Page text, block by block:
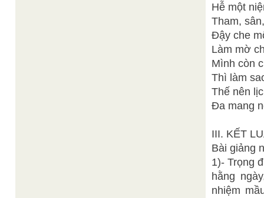
Hễ một
Tham,
Đậy che
Làm mờ
Mình còn
Thì làm
Thế nên
Đa mang
III. KẾT
Bài giảng
1)- Trọng
hằng
nhiệm